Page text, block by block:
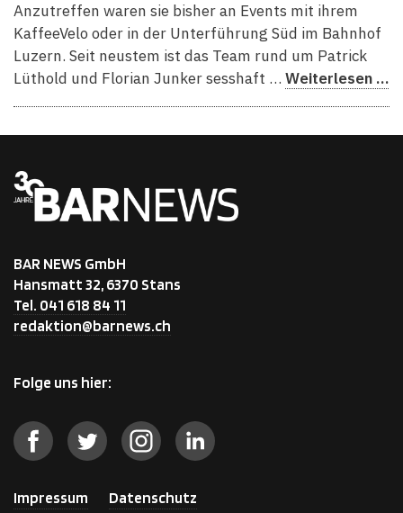
Anzutreffen waren sie bisher an Events mit ihrem
KaffeeVelo oder in der Unterführung Süd im Bahnhof
Luzern. Seit neustem ist das Team rund um Patrick
Lüthold und Florian Junker sesshaft … Weiterlesen …
BAR NEWS GmbH
Hansmatt 32, 6370 Stans
Tel. 041 618 84 11
redaktion@barnews.ch
Folge uns hier:
Impressum Datenschutz